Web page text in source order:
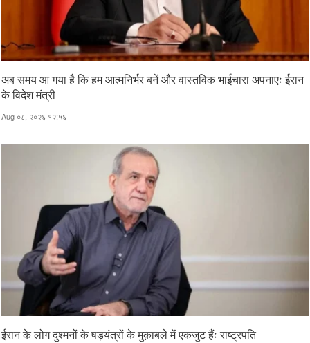
अब समय आ गया है कि हम आत्मनिर्भर बनें और वास्तविक भाईचारा अपनाएः ईरान
के विदेश मंत्री
Aug ०८, २०२६ १२:५६
ईरान के लोग दुश्मनों के षड़यंत्रों के मुक़ाबले में एकजुट हैंः राष्ट्रपति